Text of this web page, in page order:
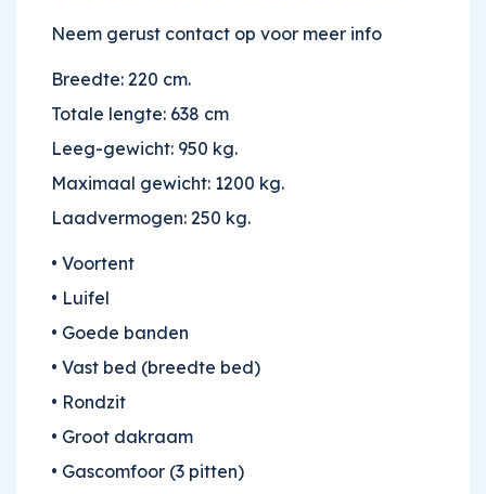
CARAVANS
Neem gerust contact op voor meer info
Breedte: 220 cm.
Totale lengte: 638 cm
Leeg-gewicht: 950 kg.
Maximaal gewicht: 1200 kg.
Laadvermogen: 250 kg.
• Voortent
• Luifel
• Goede banden
• Vast bed (breedte bed)
• Rondzit
• Groot dakraam
• Gascomfoor (3 pitten)